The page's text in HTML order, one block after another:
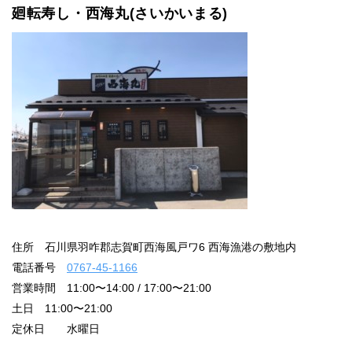
廻転寿し・西海丸(さいかいまる)
住所 石川県羽咋郡志賀町西海風戸ワ6 西海漁港の敷地内
電話番号 0767-45-1166
営業時間 11:00〜14:00 / 17:00〜21:00
土日 11:00〜21:00
定休日 水曜日